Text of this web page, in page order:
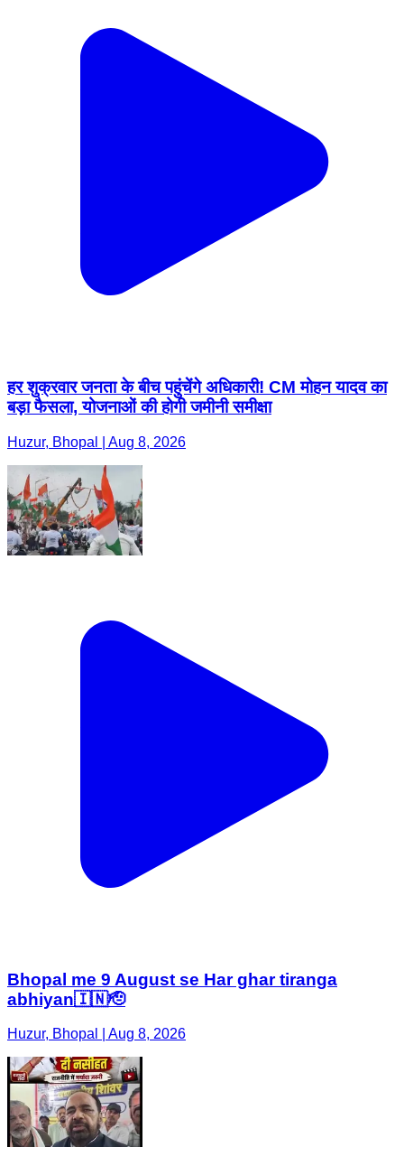
हर शुक्रवार जनता के बीच पहुंचेंगे अधिकारी! CM मोहन यादव का
बड़ा फैसला, योजनाओं की होगी जमीनी समीक्षा
Huzur, Bhopal | Aug 8, 2026
Bhopal me 9 August se Har ghar tiranga
abhiyan🇮🇳🫡
Huzur, Bhopal | Aug 8, 2026